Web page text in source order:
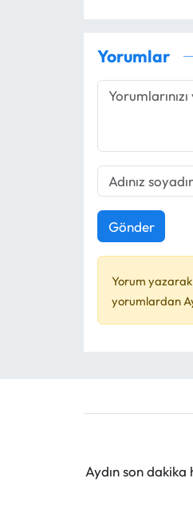
Yorumlar
Gönder
Yorum yazarak
yorumlardan
Aydın son